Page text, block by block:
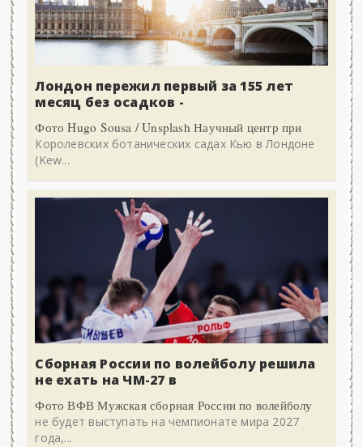
Лондон пережил первый за 155 лет
месяц без осадков -
Фото Hugo Sousa / Unsplash Научный центр при
Королевских ботанических садах Кью в Лондоне
(Kew...
Сборная России по волейболу решила
не ехать на ЧМ-27 в
Фото ВФВ Мужская сборная России по волейболу
не будет выступать на чемпионате мира 2027
года,...